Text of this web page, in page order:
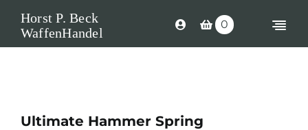
content
Horst P. Beck
WaffenHandel
0
Ultimate Hammer Spring